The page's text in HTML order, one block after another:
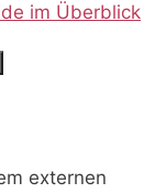
im Überblick
externen